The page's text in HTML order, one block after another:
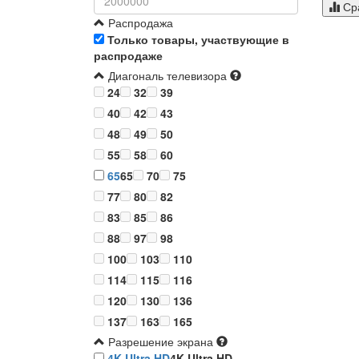
Распродажа
Только товары, участвующие в
распродаже
Диагональ телевизора
24
32
39
40
42
43
48
49
50
55
58
60
6565 70
75
77
80
82
83
85
86
88
97
98
100
103
110
114
115
116
120
130
136
137
163
165
Разрешение экрана